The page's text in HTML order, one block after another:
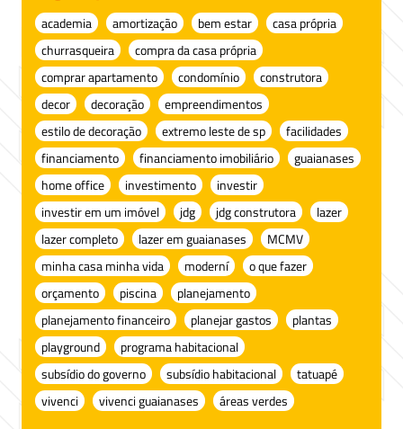
academia amortização bem estar
casa própria
churrasqueira
compra da casa própria
comprar apartamento
condomínio
construtora
decor
decoração
empreendimentos
estilo de decoração
extremo leste de sp
facilidades
financiamento
financiamento imobiliário
guaianases
home office
investimento
investir
investir em um imóvel
jdg jdg construtora
lazer
lazer completo
lazer em guaianases
MCMV
minha casa minha vida
moderní
o que fazer
orçamento
piscina
planejamento
planejamento financeiro
planejar gastos
plantas
playground
programa habitacional
subsídio do governo
subsídio habitacional
tatuapé
vivenci
vivenci guaianases áreas verdes